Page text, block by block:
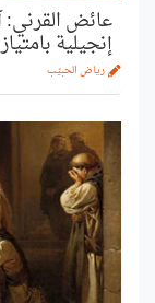
إنجيلية بامتياز
رياض الحبيّب